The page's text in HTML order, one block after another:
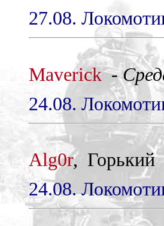
27.08.
Maverick-
24.08.
Alg0r,
24.08.